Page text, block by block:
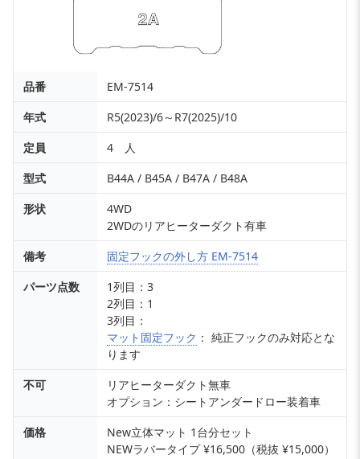
品番
EM-7514
年式
R5(2023)/6～R7(2025)/10
定員
4 人
型式
B44A / B45A / B47A / B48A
形状
4WD
2WDのリアヒーターダクト有車
備考
固定フックの外し方 EM-7514
パーツ点数
1列目：3
2列目：1
3列目：
マット固定フック ： 純正フックのみ対応とな
ります
不可
リアヒーターダクト無車
オプション：シートアンダードロー装着車
価格
New立体マット 1台分セット
NEWラバータイプ ¥16,500（税抜 ¥15,000）